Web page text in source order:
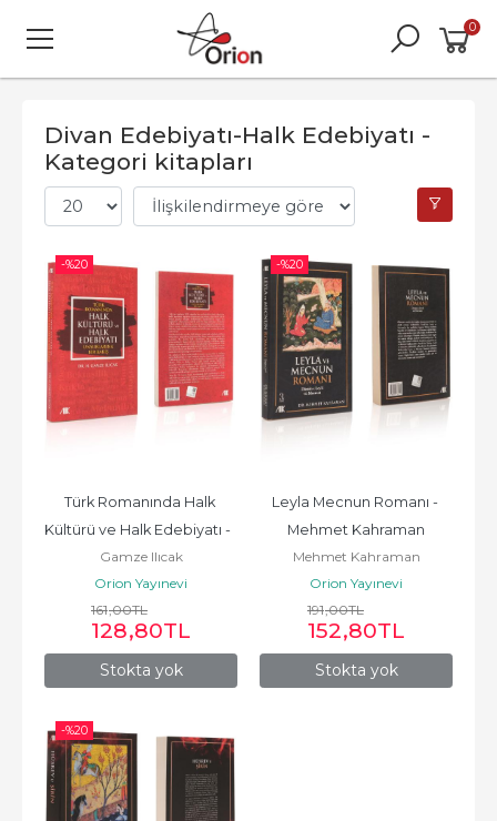
0
Divan Edebiyatı-Halk Edebiyatı -
Kategori kitapları
-%20
Stokta yok
Türk Romanında Halk
Kültürü ve Halk Edebiyatı -
Gamze Ilıcak
Gamze Ilıcak
Orion Yayınevi
161,00TL
128,80TL
-%20
Stokta yok
Leyla Mecnun Romanı -
Mehmet Kahraman
Mehmet Kahraman
Orion Yayınevi
191,00TL
152,80TL
-%20